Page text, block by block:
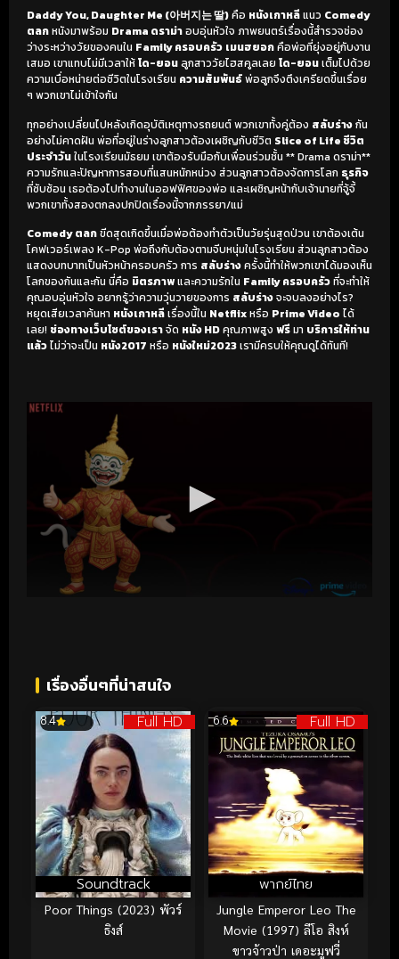
Daddy You, Daughter Me (아버지는 딸)คือ หนังเกาหลีแนว Comedy
ตลกหนังมาพร้อม Drama ดราม่าอบอุ่นหัวใจ ภาพยนตร์เรื่องนี้สำรวจช่อง
ว่างระหว่างวัยของคนใน Family ครอบครัว เมนฮยอกคือพ่อที่ยุ่งอยู่กับงาน
เสมอ เขาแทบไม่มีเวลาให้โด-ยอนลูกสาววัยไฮสคูลเลย โด-ยอนเต็มไปด้วย
ความเบื่อหน่ายต่อชีวิตในโรงเรียน ความสัมพันธ์พ่อลูกจึงตึงเครียดขึ้นเรื่อย
ๆ พวกเขาไม่เข้าใจกัน
ทุกอย่างเปลี่ยนไปหลังเกิดอุบัติเหตุทางรถยนต์ พวกเขาทั้งคู่ต้อง สลับร่างกัน
อย่างไม่คาดฝัน พ่อที่อยู่ในร่างลูกสาวต้องเผชิญกับชีวิต Slice of Life ชีวิต
ประจำวันในโรงเรียนมัธยม เขาต้องรับมือกับเพื่อนร่วมชั้น ** Drama ดราม่า**
ความรักและปัญหาการสอบที่แสนหนักหน่วง ส่วนลูกสาวต้องจัดการโลก ธุรกิจ
ที่ซับซ้อน เธอต้องไปทำงานในออฟฟิศของพ่อ และเผชิญหน้ากับเจ้านายที่จู้จี้
พวกเขาทั้งสองตกลงปกปิดเรื่องนี้จากภรรยา/แม่
Comedy ตลกขีดสุดเกิดขึ้นเมื่อพ่อต้องทำตัวเป็นวัยรุ่นสุดป่วน เขาต้องเต้น
โคฟเวอร์เพลง K-Pop พ่อถึงกับต้องตามจีบหนุ่มในโรงเรียน ส่วนลูกสาวต้อง
แสดงบทบาทเป็นหัวหน้าครอบครัว การ สลับร่างครั้งนี้ทำให้พวกเขาได้มองเห็น
โลกของกันและกัน นี่คือ มิตรภาพและความรักใน Family ครอบครัวที่จะทำให้
คุณอบอุ่นหัวใจ อยากรู้ว่าความวุ่นวายของการ สลับร่างจะจบลงอย่างไร?
หยุดเสียเวลาค้นหา หนังเกาหลีเรื่องนี้ใน Netflixหรือ Prime Video ได้
เลย! ช่องทางเว็บไซต์ของเราจัด หนัง HDคุณภาพสูง ฟรีมา บริการให้ท่าน
แล้วไม่ว่าจะเป็น หนัง2017 หรือ หนังใหม่2023เรามีครบให้คุณดูได้ทันที!
เรื่องอื่นๆที่น่าสนใจ
Full HD
Soundtrack
8.4
Poor Things (2023) พัวร์
ธิงส์
Full HD
พากย์ไทย
6.6
Jungle Emperor Leo The
Movie (1997) ลีโอ สิงห์
ขาวจ้าวป่า เดอะมูฟวี่